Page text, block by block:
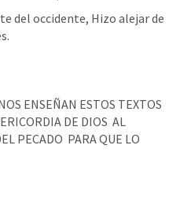
del occidente, Hizo alejar de
ENSEÑAN ESTOS TEXTOS
DE DIOS  AL
PECADO  PARA QUE LO